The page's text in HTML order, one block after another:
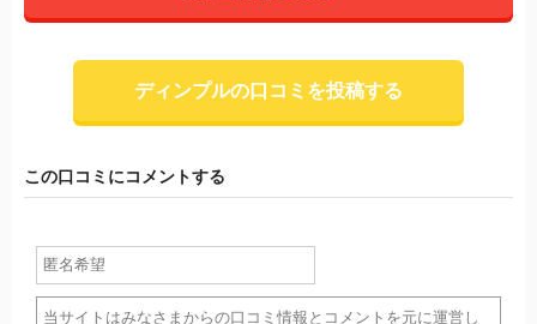
ディンプルの口コミを投稿する
この口コミにコメントする